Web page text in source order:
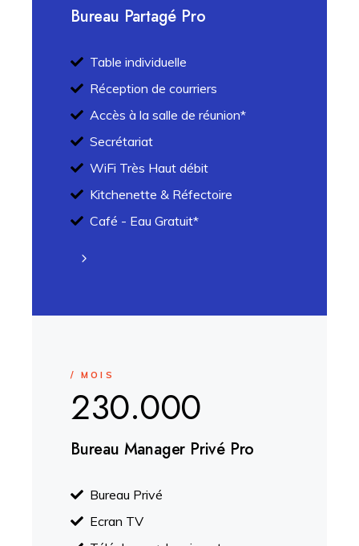
Bureau Partagé Pro
Table individuelle
Réception de courriers
Accès à la salle de réunion*
Secrétariat
WiFi Très Haut débit
Kitchenette & Réfectoire
Café - Eau Gratuit*
/ MOIS
230.000
Bureau Manager Privé Pro
Bureau Privé
Ecran TV